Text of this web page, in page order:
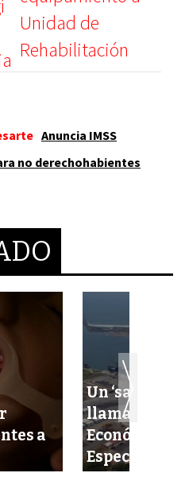
Unidad de
Rehabilitación
Anuncia IMSS
no derechohabientes
a
Un
llamado
Económicas
Especiales